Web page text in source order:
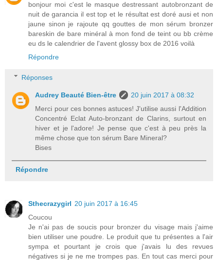
bonjour moi c'est le masque destressant autobronzant de
nuit de garancia il est top et le résultat est doré ausi et non
jaune sinon je rajoute qq gouttes de mon sérum bronzer
bareskin de bare minéral à mon fond de teint ou bb crème
eu ds le calendrier de l'avent glossy box de 2016 voilà
Répondre
Réponses
Audrey Beauté Bien-être
20 juin 2017 à 08:32
Merci pour ces bonnes astuces! J'utilise aussi l'Addition
Concentré Eclat Auto-bronzant de Clarins, surtout en
hiver et je l'adore! Je pense que c'est à peu près la
même chose que ton sérum Bare Mineral?
Bises
Répondre
Sthecrazygirl 20 juin 2017 à 16:45
Coucou
Je n'ai pas de soucis pour bronzer du visage mais j'aime
bien utiliser une poudre. Le produit que tu présentes a l'air
sympa et pourtant je crois que j'avais lu des revues
négatives si je ne me trompes pas. En tout cas merci pour